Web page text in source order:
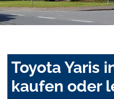
Toyota Yaris
kaufen oder